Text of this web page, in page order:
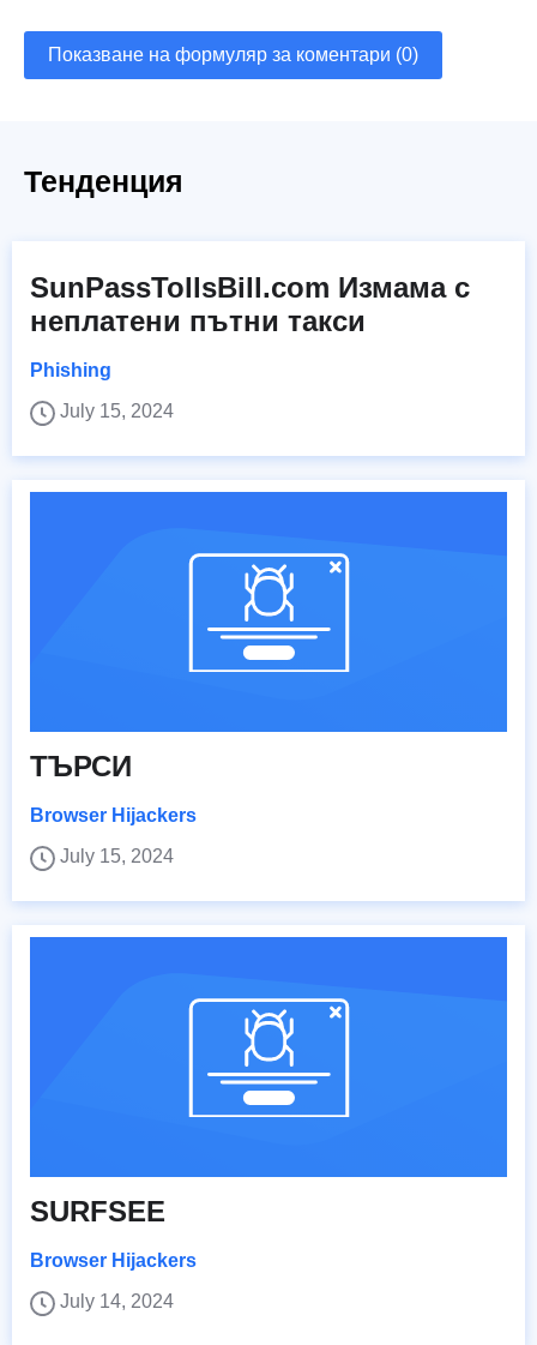
Показване на формуляр за коментари (0)
Тенденция
SunPassTollsBill.com Измама с
неплатени пътни такси
Phishing
July 15, 2024
ТЪРСИ
Browser Hijackers
July 15, 2024
SURFSEE
Browser Hijackers
July 14, 2024